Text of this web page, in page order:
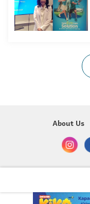
About Us
Copyright @